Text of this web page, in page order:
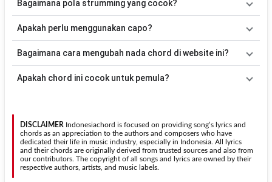
belajar memainkan lagu ini.
Million Hope. Pada halaman ini tersedia versi chord gitar yang lebih
Bagaimana pola strumming yang cocok?
acuan, kamu dapat menggunakan pola
laguBut Not Really Home.
Apakah perlu menggunakan capo?
kunci dasarG. Jika ingin mengikuti nada asli penyanyi, kamu dapat
kebutuhan.
Bagaimana cara mengubah nada chord di website ini?
Transpose (bawah)untuk menurunkan nada. Seluruh chord akan
Apakah chord ini cocok untuk pemula?
dipelajari oleh pemula tanpa menghilangkan struktur dasar lagu.
DISCLAIMER Indonesiachord is focused on providing song’s lyrics and
chords as an appreciation to the authors and composers who have
dedicated their life in music industry, especially in Indonesia. All lyrics
and their chords are originally derived from trusted sources and also from
our contributors. The copyright of all songs and lyrics are owned by their
respective authors, artists, and music labels.